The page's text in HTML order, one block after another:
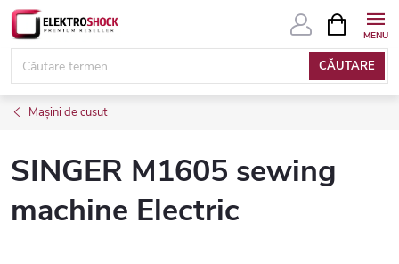
Treci
conținut
CĂUTARE
COŞ
DE
Mașini de cusut
SINGER M1605 sewing
machine Electric